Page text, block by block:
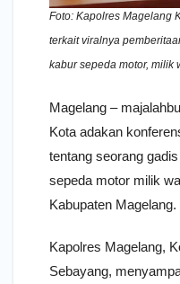
Foto: Kapolres Magelang
terkait viralnya
kabur sepeda motor, milik
Magelang –
Kota adakan
tentang seorang
sepeda motor milik
Kabupaten Magelang.
Kapolres Magelang,
Sebayang,